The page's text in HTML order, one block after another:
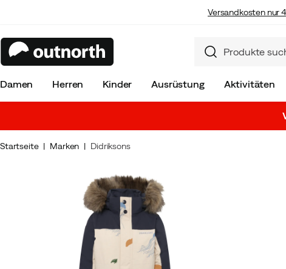
Versandkosten nur
Damen Herren Kinder Ausrüstung Aktivitäten
Startseite Marken Didriksons